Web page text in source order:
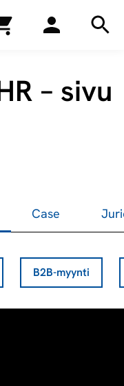
Avaa navigaatio
– sivu
Case
B2B-myynti